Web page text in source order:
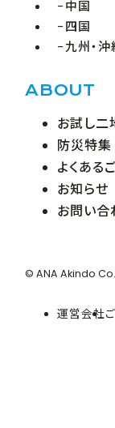
中国
四国
九州・沖
ABOUT
お試し二
防災特集
よくある
お知らせ
お問い合
© ANA Akindo
運営会社